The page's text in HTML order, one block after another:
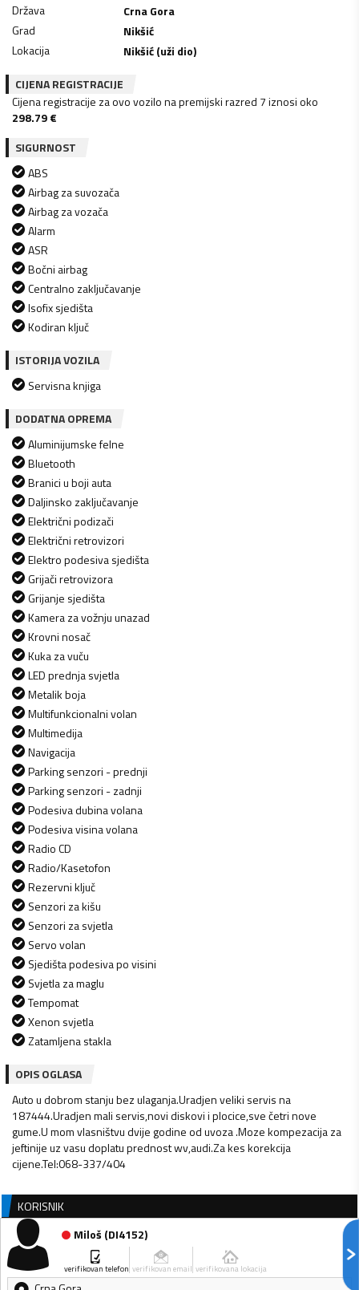
Država
Crna Gora
Grad
Nikšić
Lokacija
Nikšić (uži dio)
CIJENA REGISTRACIJE
Cijena registracije za ovo vozilo na premijski razred 7 iznosi oko
298.79€
SIGURNOST
ABS
Airbag za suvozača
Airbag za vozača
Alarm
ASR
Bočni airbag
Centralno zaključavanje
Isofix sjedišta
Kodiran ključ
ISTORIJA VOZILA
Servisna knjiga
DODATNA OPREMA
Aluminijumske felne
Bluetooth
Branici u boji auta
Daljinsko zaključavanje
Električni podizači
Električni retrovizori
Elektro podesiva sjedišta
Grijači retrovizora
Grijanje sjedišta
Kamera za vožnju unazad
Krovni nosač
Kuka za vuču
LED prednja svjetla
Metalik boja
Multifunkcionalni volan
Multimedija
Navigacija
Parking senzori - prednji
Parking senzori - zadnji
Podesiva dubina volana
Podesiva visina volana
Radio CD
Radio/Kasetofon
Rezervni ključ
Senzori za kišu
Senzori za svjetla
Servo volan
Sjedišta podesiva po visini
Svjetla za maglu
Tempomat
Xenon svjetla
Zatamljena stakla
OPIS OGLASA
Auto u dobrom stanju bez ulaganja.Uradjen veliki servis na
187444.Uradjen mali servis,novi diskovi i plocice,sve četri nove
gume.U mom vlasništvu dvije godine od uvoza .Moze kompezacija za
jeftinije uz vasu doplatu prednost wv,audi.Za kes korekcija
cijene.Tel:068-337/404
KORISNIK
Miloš (DI4152)
verifikovan telefon verifikovan email verifikovana lokacija